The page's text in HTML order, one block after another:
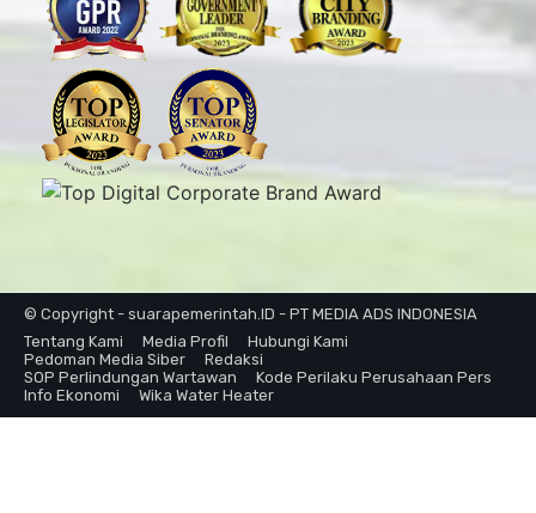
© Copyright - suarapemerintah.ID - PT MEDIA ADS INDONESIA
Tentang Kami
Media Profil
Hubungi Kami
Pedoman Media Siber
Redaksi
SOP Perlindungan Wartawan
Kode Perilaku Perusahaan Pers
Info Ekonomi
Wika Water Heater